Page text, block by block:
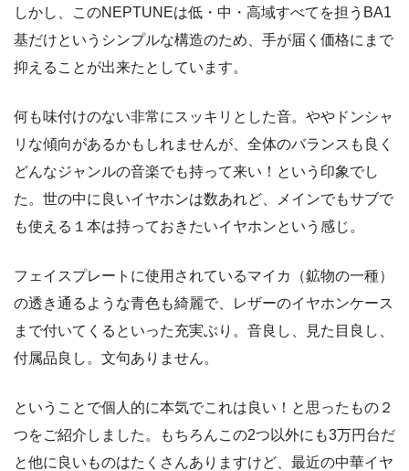
しかし、このNEPTUNEは低・中・高域すべてを担うBA1
基だけというシンプルな構造のため、手が届く価格にまで
抑えることが出来たとしています。
何も味付けのない非常にスッキリとした音。ややドンシャ
リな傾向があるかもしれませんが、全体のバランスも良く
どんなジャンルの音楽でも持って来い！という印象でし
た。世の中に良いイヤホンは数あれど、メインでもサブで
も使える１本は持っておきたいイヤホンという感じ。
フェイスプレートに使用されているマイカ（鉱物の一種）
の透き通るような青色も綺麗で、レザーのイヤホンケース
まで付いてくるといった充実ぶり。音良し、見た目良し、
付属品良し。文句ありません。
ということで個人的に本気でこれは良い！と思ったもの２
つをご紹介しました。もちろんこの2つ以外にも3万円台だ
と他に良いものはたくさんありますけど、最近の中華イヤ